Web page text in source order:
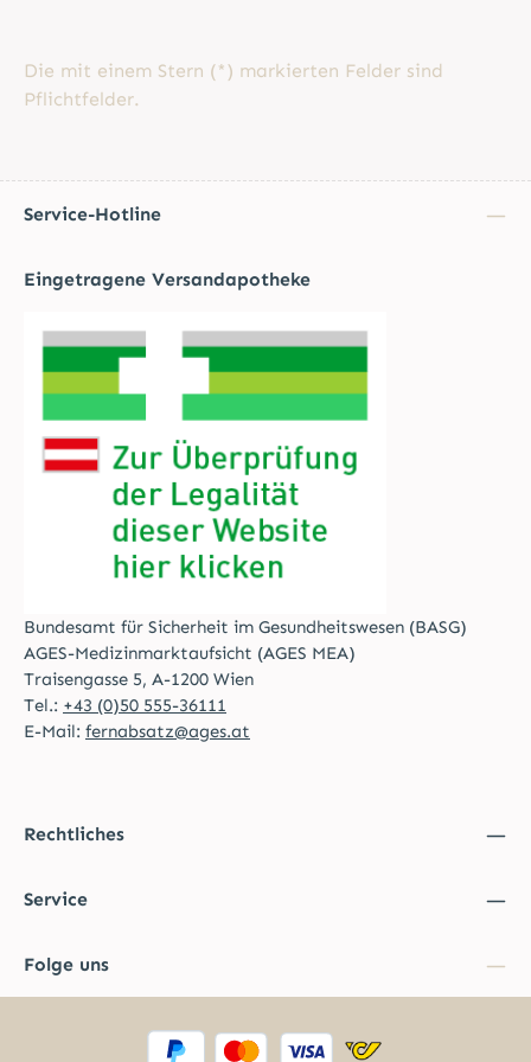
Die mit einem Stern (*) markierten Felder sind
Pflichtfelder.
Service-Hotline
Eingetragene Versandapotheke
Bundesamt für Sicherheit im Gesundheitswesen (BASG)
AGES-Medizinmarktaufsicht (AGES MEA)
Traisengasse 5, A-1200 Wien
Tel.: +43 (0)50 555-36111
E-Mail: fernabsatz@ages.at
Rechtliches
Service
Folge uns